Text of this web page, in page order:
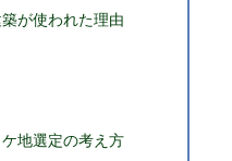
が使われた理由
地選定の考え方